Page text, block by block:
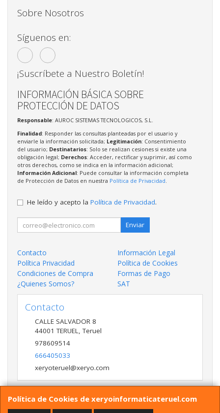
Política de Cookies de xeryoinformaticateruel.com
Sobre Nosotros
Síguenos en:
¡Suscríbete a Nuestro Boletín!
INFORMACIÓN BÁSICA SOBRE
PROTECCIÓN DE DATOS
Responsable: AUROC SISTEMAS TECNOLOGICOS, S.L.
Finalidad: Responder las consultas planteadas por el usuario y
enviarle la información solicitada; Legitimación: Consentimiento
del usuario; Destinatarios: Solo se realizan cesiones si existe una
obligación legal; Derechos: Acceder, rectificar y suprimir, así como
otros derechos, como se indica en la información adicional;
Información Adicional: Puede consultar la información completa
de Protección de Datos en nuestra Política de Privacidad
He leído y acepto la Política de Privacidad.
Enviar
Contacto
Información Legal
Política Privacidad
Política de Cookies
Condiciones de Compra
Formas de Pago
¿Quienes Somos?
SAT
Contacto
CALLE SALVADOR 8
44001 TERUEL,Teruel
978609514
666405033
xeryoteruel@xeryo.com
Horario